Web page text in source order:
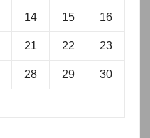
14 15 16
21 22 23
28 29 30